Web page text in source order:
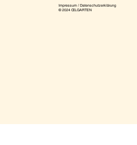
Impressum / Datenschutzerklärung
© 2024 ŒLGARTEN